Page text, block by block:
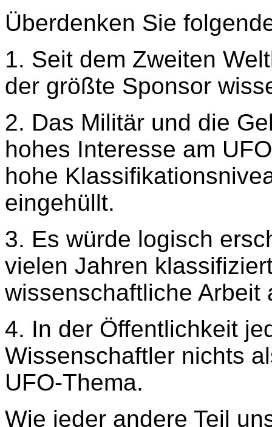
Überdenken Sie
1. Seit dem Zweiten
der größte Sponsor
2. Das Militär und die
hohes Interesse am
hohe
eingehüllt.
3. Es würde logisch
vielen Jahren
wissenschaftliche Arbeit
4. In der Öffentlichkeit
Wissenschaftler nichts
UFO-Thema.
Wie jeder andere Teil